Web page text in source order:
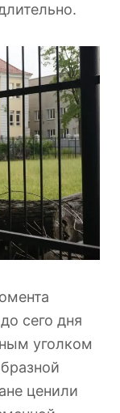
сего дня
уголком
ценили